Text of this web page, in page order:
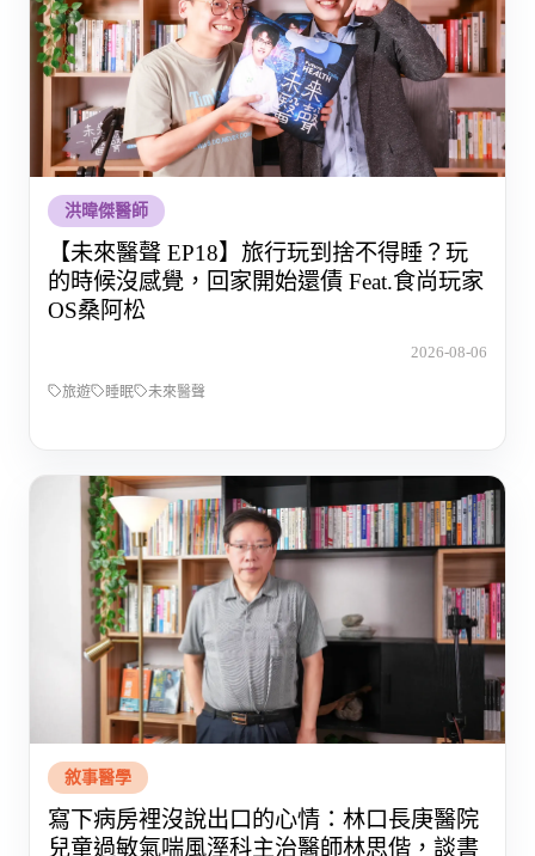
洪暐傑醫師
【未來醫聲 EP18】旅行玩到捨不得睡？玩
的時候沒感覺，回家開始還債 Feat.食尚玩家
OS桑阿松
2026-08-06
旅遊 睡眠 未來醫聲
敘事醫學
寫下病房裡沒說出口的心情：林口長庚醫院
兒童過敏氣喘風溼科主治醫師林思偕，談書